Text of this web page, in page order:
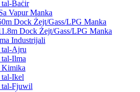
Baċir
Vapur Manka
Dock Żejt/Gass/LPG Manka
Dock Żejt/Gass/LPG Manka
Industrijali
tal-Ajru
Ilma
Kimika
Ikel
tal-Fjuwil